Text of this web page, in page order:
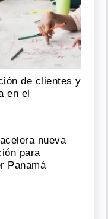
de clientes y
en el
nueva
para
Panamá